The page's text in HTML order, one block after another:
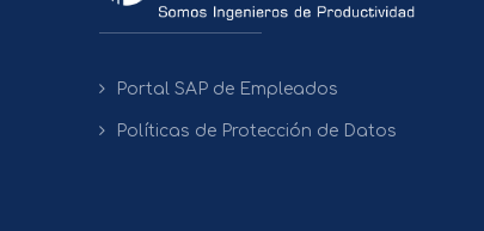
Portal SAP de Empleados
Políticas de Protección de Datos